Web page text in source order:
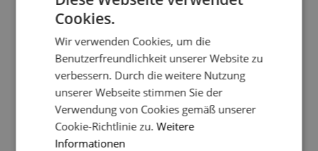
Cookies.
Wir verwenden Cookies, um die
Benutzerfreundlichkeit unserer Website zu
verbessern. Durch die weitere Nutzung
unserer Webseite stimmen Sie der
Verwendung von Cookies gemäß unserer
Cookie-Richtlinie zu.Weitere
Informationen